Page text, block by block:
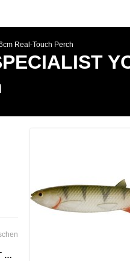
Real-Touch Perch
QUANTUM SPECIALIST Real-Touch Perch 26cm